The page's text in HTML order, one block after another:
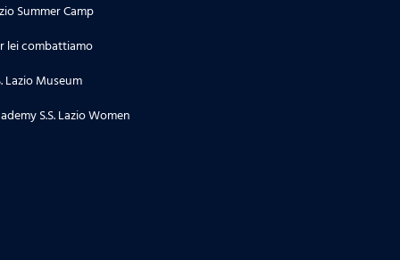
Summer Camp
lei combattiamo
Lazio Museum
S.S. Lazio Women